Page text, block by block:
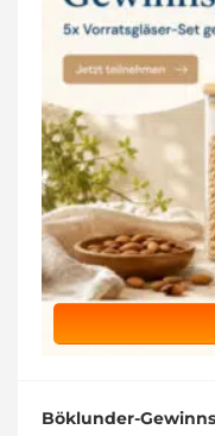
Böklunder-